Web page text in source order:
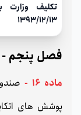
تکلیف
1393/12/13
فصل پنجم -
ماده 16 -
پوشش های